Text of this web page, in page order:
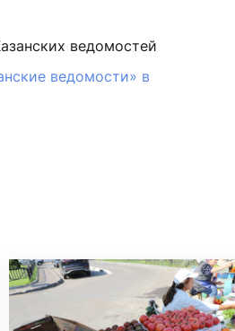
ведомостей
ведомости» в